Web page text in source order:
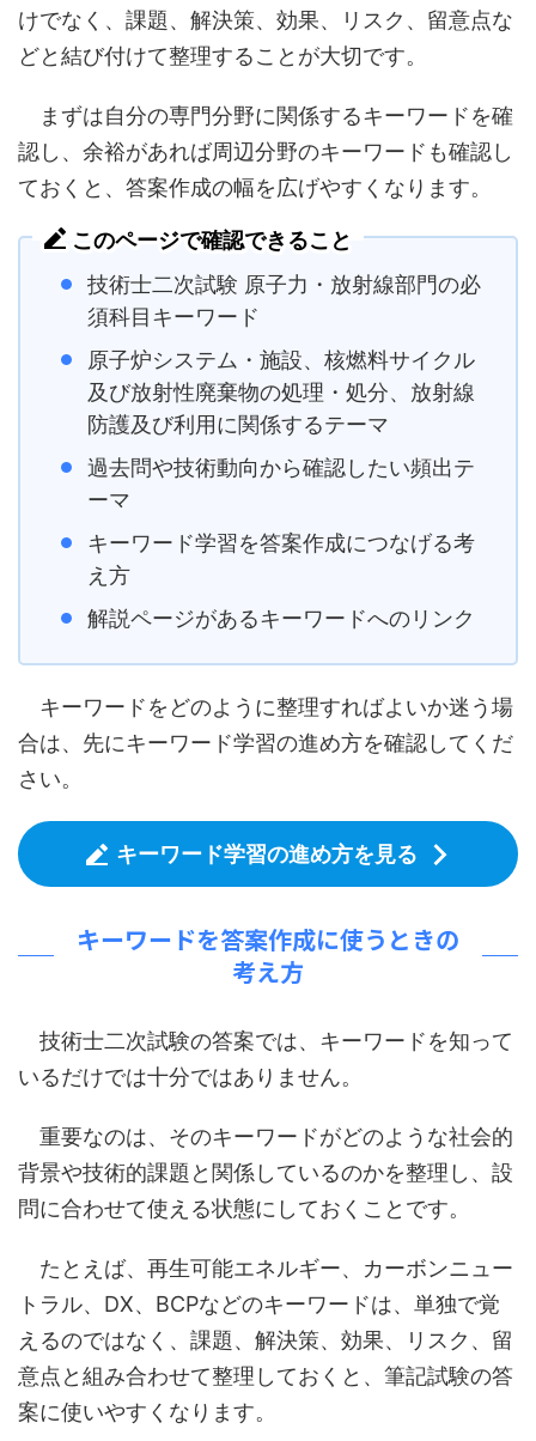
けでなく、課題、解決策、効果、リスク、留意点な
どと結び付けて整理することが大切です。
まずは自分の専門分野に関係するキーワードを確
認し、余裕があれば周辺分野のキーワードも確認し
ておくと、答案作成の幅を広げやすくなります。
このページで確認できること
技術士二次試験 原子力・放射線部門の必
須科目キーワード
原子炉システム・施設、核燃料サイクル
及び放射性廃棄物の処理・処分、放射線
防護及び利用に関係するテーマ
過去問や技術動向から確認したい頻出テ
ーマ
キーワード学習を答案作成につなげる考
え方
解説ページがあるキーワードへのリンク
キーワードをどのように整理すればよいか迷う場
合は、先にキーワード学習の進め方を確認してくだ
さい。
キーワード学習の進め方を見る
キーワードを答案作成に使うときの
考え方
技術士二次試験の答案では、キーワードを知って
いるだけでは十分ではありません。
重要なのは、そのキーワードがどのような社会的
背景や技術的課題と関係しているのかを整理し、設
問に合わせて使える状態にしておくことです。
たとえば、再生可能エネルギー、カーボンニュー
トラル、DX、BCPなどのキーワードは、単独で覚
えるのではなく、課題、解決策、効果、リスク、留
意点と組み合わせて整理しておくと、筆記試験の答
案に使いやすくなります。